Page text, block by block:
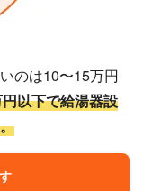
のは10〜15万円
以下で給湯器設